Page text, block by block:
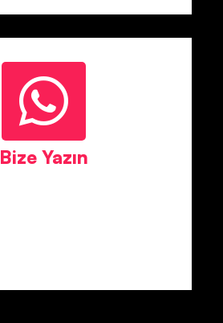
Bize Yazın